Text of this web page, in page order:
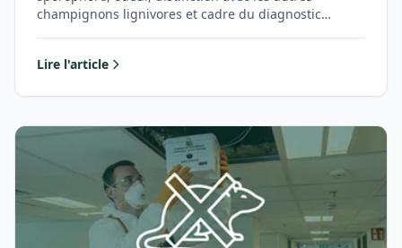
champignons lignivores et cadre du diagnostic…
Lire l'article